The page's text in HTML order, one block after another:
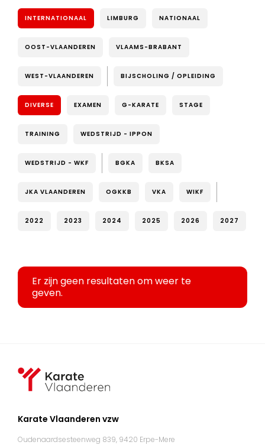
INTERNATIONAAL LIMBURG NATIONAAL
OOST-VLAANDEREN VLAAMS-BRABANT
WEST-VLAANDEREN BIJSCHOLING / OPLEIDING
DIVERSE EXAMEN G-KARATE STAGE
TRAINING WEDSTRIJD - IPPON
WEDSTRIJD - WKF BGKA BKSA
JKA VLAANDEREN OGKKB VKA WIKF
2022 2023 2024 2025 2026 2027
Er zijn geen resultaten om weer te
geven.
Karate Vlaanderen vzw
Oudenaardsesteenweg 839, 9420 Erpe-Mere